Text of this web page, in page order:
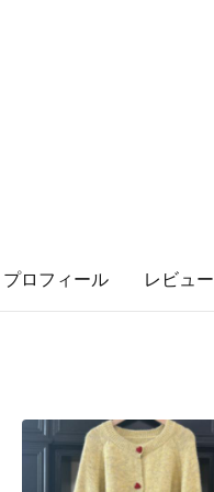
プロフィール レビュー